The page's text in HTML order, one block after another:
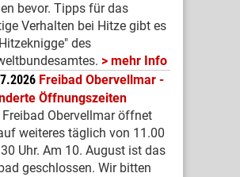
bevor. Tipps für das
Verhalten bei Hitze gibt es
des
mehr Info
Freibad Obervellmar -
Öffnungszeiten
Freibad Obervellmar öffnet
weiteres täglich von 11.00
Uhr. Am 10. August ist das
geschlossen. Wir bitten